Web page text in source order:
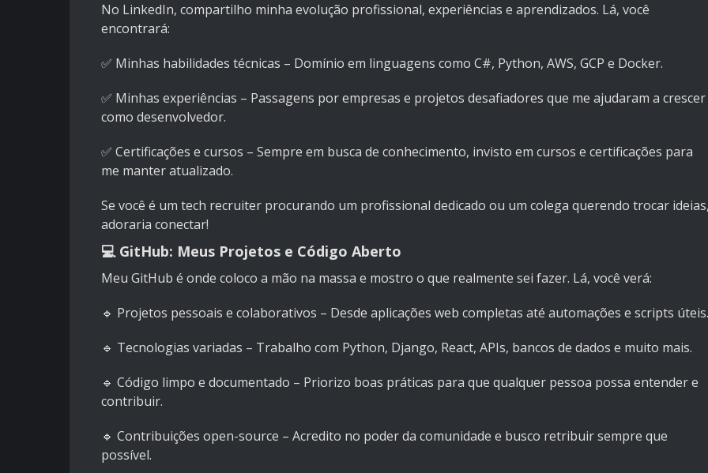
No LinkedIn, compartilho minha evolução profissional, experiências e aprendizados. Lá, você
encontrará:
✅ Minhas habilidades técnicas – Domínio em linguagens como C#, Python, AWS, GCP e Docker.
✅ Minhas experiências – Passagens por empresas e projetos desafiadores que me ajudaram a crescer
como desenvolvedor.
✅ Certificações e cursos – Sempre em busca de conhecimento, invisto em cursos e certificações para
me manter atualizado.
Se você é um tech recruiter procurando um profissional dedicado ou um colega querendo trocar
adoraria conectar!
💻 GitHub: Meus Projetos e Código Aberto
Meu GitHub é onde coloco a mão na massa e mostro o que realmente sei fazer. Lá, você verá:
🔹 Projetos pessoais e colaborativos – Desde aplicações web completas até automações e scripts úteis.
🔹 Tecnologias variadas – Trabalho com Python, Django, React, APIs, bancos de dados e muito mais.
🔹 Código limpo e documentado – Priorizo boas práticas para que qualquer pessoa possa entender e
contribuir.
🔹 Contribuições open-source – Acredito no poder da comunidade e busco retribuir sempre que
possível.